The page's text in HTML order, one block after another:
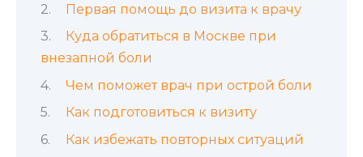
Первая помощь до визита к врачу
Куда обратиться в Москве при
внезапной боли
Чем поможет врач при острой боли
Как подготовиться к визиту
Как избежать повторных ситуаций